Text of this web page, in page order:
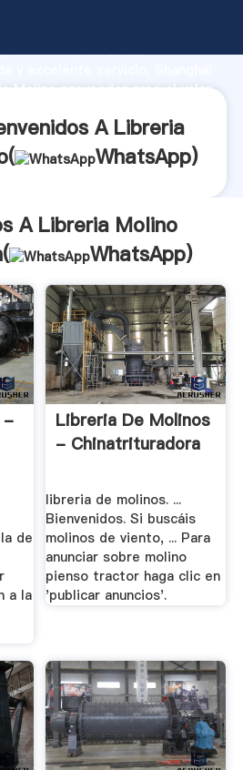
fuerza de
Molino proveedor crea el valor
A Libreria
WhatsApp)
A Libreria Molino
WhatsApp)
-
de
a la
Libreria De Molinos
- Chinatrituradora
libreria de molinos. ...
Bienvenidos. Si buscáis
molinos de viento, ... Para
anunciar sobre molino
pienso tractor haga clic en
'publicar anuncios'.